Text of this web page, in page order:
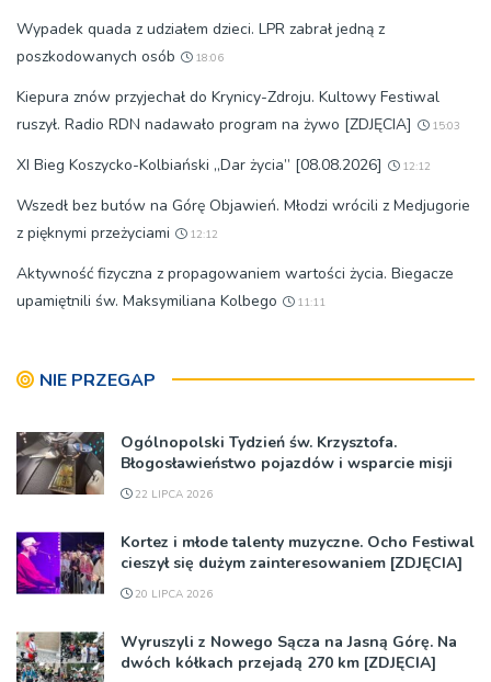
Wypadek quada z udziałem dzieci. LPR zabrał jedną z
poszkodowanych osób
18:06
Kiepura znów przyjechał do Krynicy-Zdroju. Kultowy Festiwal
ruszył. Radio RDN nadawało program na żywo [ZDJĘCIA]
15:03
XI Bieg Koszycko-Kolbiański „Dar życia” [08.08.2026] 12:12
Wszedł bez butów na Górę Objawień. Młodzi wrócili z Medjugorie
z pięknymi przeżyciami
12:12
Aktywność fizyczna z propagowaniem wartości życia. Biegacze
upamiętnili św. Maksymiliana Kolbego
11:11
NIE PRZEGAP
Ogólnopolski Tydzień św. Krzysztofa.
Błogosławieństwo pojazdów i wsparcie misji
22 LIPCA 2026
Kortez i młode talenty muzyczne. Ocho Festiwal
cieszył się dużym zainteresowaniem [ZDJĘCIA]
20 LIPCA 2026
Wyruszyli z Nowego Sącza na Jasną Górę. Na
dwóch kółkach przejadą 270 km [ZDJĘCIA]